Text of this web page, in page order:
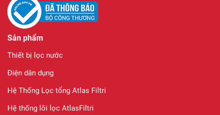
Sản phẩm
Thiết bị lọc nước
Điện dân dụng
Hệ Thống Lọc tổng Atlas Filtri
Hệ thống lõi lọc AtlasFiltri